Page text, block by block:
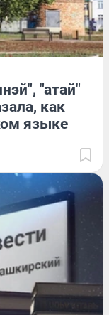
"атай"
как
языке